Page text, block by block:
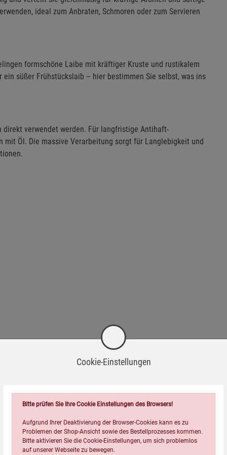
ideal zum Anbraten, Schmoren oder zum Servieren
formschöne Laibe mit kräftiger Kruste und rustikalem
süßer Frühstückslaib – hier bestimmen Sie selbst, was ins
verwendet werden. Für langfristige Antihaft-
Öl. Die massive Verarbeitung sorgt für Langlebigkeit und
einsatzbereit. Wir empfehlen jedoch, sie vor dem ersten
– idealerweise mit einer natürlichen
die Antihaft-Eigenschaften und haben noch länger
Cookie-Einstellungen
Bitte prüfen Sie Ihre Cookie Einstellungen des Browsers!
Aufgrund Ihrer Deaktivierung der Browser-Cookies kann es zu
Problemen der Shop-Ansicht sowie des Bestellprozesses kommen.
Bitte aktivieren Sie die Cookie-Einstellungen, um sich problemlos
auf unserer Webseite zu bewegen.